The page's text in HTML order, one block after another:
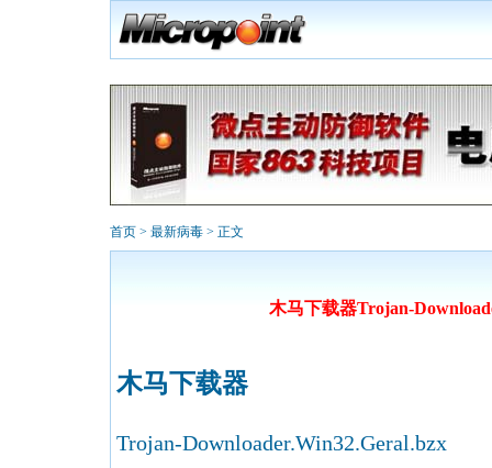
首页 > 最新病毒 > 正文
木马下载器Trojan-
木马下载器
Trojan-Downloader.Win32.Geral.bzx